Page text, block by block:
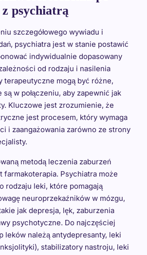
psychiatrą
szczegółowego wywiadu i
psychiatra jest w stanie postawić
indywidualnie dopasowany
od rodzaju i nasilenia
terapeutyczne mogą być różne,
w połączeniu, aby zapewnić jak
Kluczowe jest zrozumienie, że
jest procesem, który wymaga
i zaangażowania zarówno ze strony
metodą leczenia zaburzeń
farmakoterapia. Psychiatra może
rodzaju leki, które pomagają
neuroprzekaźników w mózgu,
jak depresja, lęk, zaburzenia
psychotyczne. Do najczęściej
leków należą antydepresanty, leki
stabilizatory nastroju, leki